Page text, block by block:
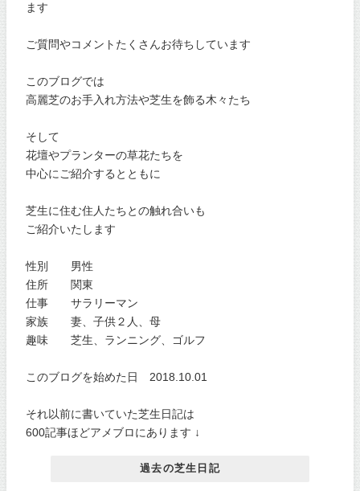
ます
ご質問やコメントたくさんお待ちしています
このブログでは
高麗芝のお手入れ方法や芝生を飾る木々たち
そして
花壇やプランターの草花たちを
中心にご紹介するとともに
芝生に住む住人たちとの触れ合いも
ご紹介いたします
性別 男性
住所 関東
仕事 サラリーマン
家族 妻、子供２人、母
趣味 芝生、ランニング、ゴルフ
このブログを始めた日 2018.10.01
それ以前に書いていた芝生日記は
600記事ほどアメブロにあります ↓
過去の芝生日記